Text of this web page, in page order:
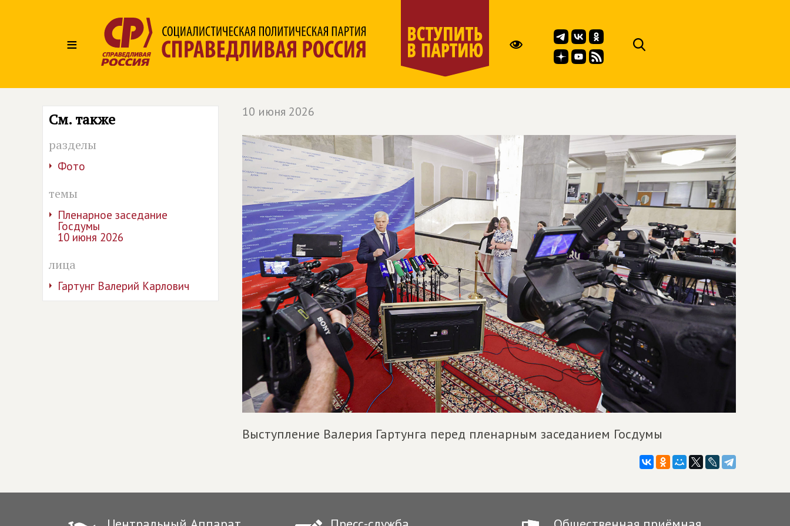
≡
См. также
разделы
Фото
темы
Пленарное заседание
Госдумы
10 июня 2026
лица
Гартунг Валерий Карлович
10 июня 2026
Выступление Валерия Гартунга перед пленарным заседанием Госдумы